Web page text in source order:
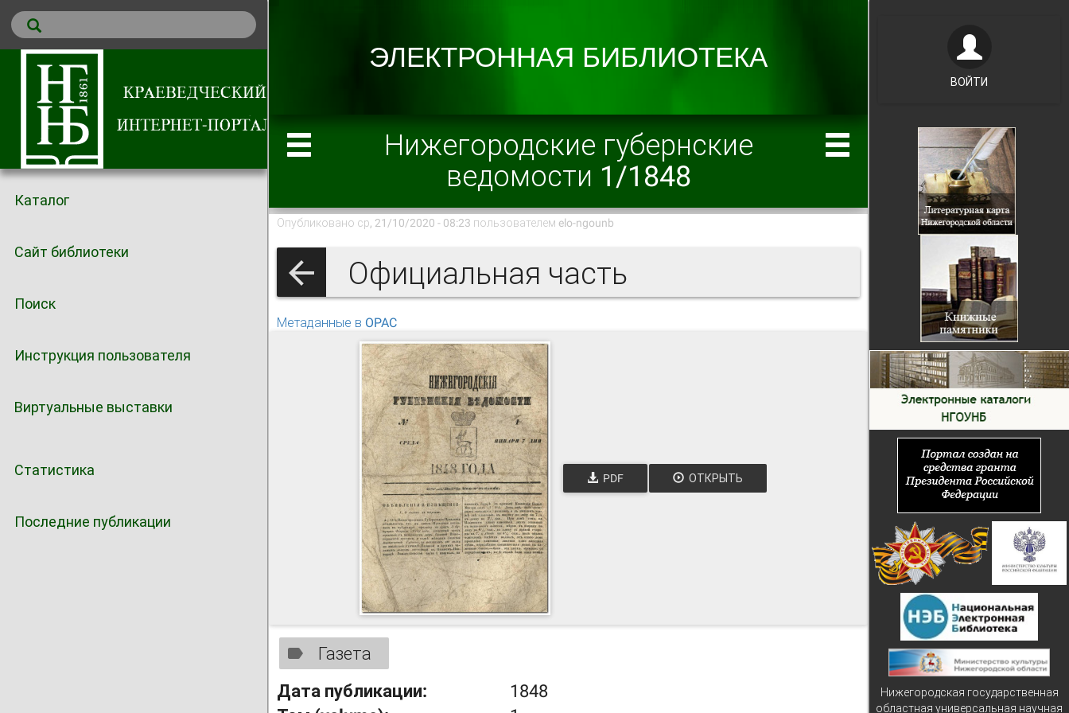
Каталог
Сайт библиотеки
Поиск
Инструкция пользователя
Виртуальные выставки
Статистика
Последние публикации
Нижегородские губернские
ведомости 1/1848
Опубликовано ср, 21/10/2020 - 08:23 пользователем elo-ngounb
Официальная часть
Метаданные в OPAC
PDF ОТКРЫТЬ
Газета
Дата публикации:
1848
ВОЙТИ
Нижегородская государственная
областная универсальная научная